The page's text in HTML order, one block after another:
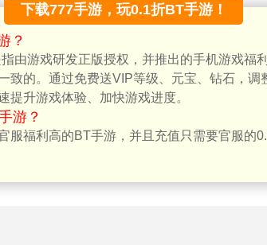
下载777手游，玩0.1折BT手游！
？
由游戏研发正版授权，并推出的手机游戏福
致的。通过免费送VIP等级、元宝、钻石，
提升游戏体验、加快游戏进度。
游？
服福利高的BT手游，并且充值只需要官服的